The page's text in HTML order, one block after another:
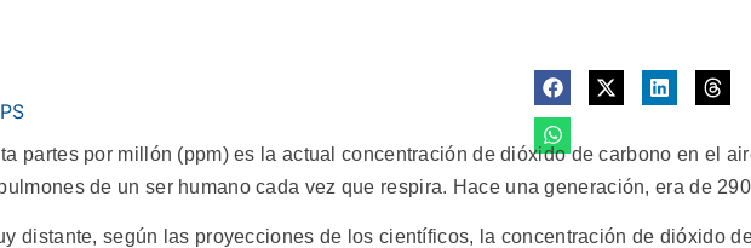
partes por millón (ppm) es la actual concentración de dióxido de carbono en el
de un ser humano cada vez que respira. Hace una generación, era de
distante, según las proyecciones de los científicos, la concentración de dióxido